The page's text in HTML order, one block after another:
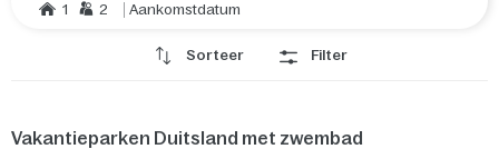
1
2 Aankomstdatum
Sorteer Filter
Vakantieparken Duitsland met zwembad